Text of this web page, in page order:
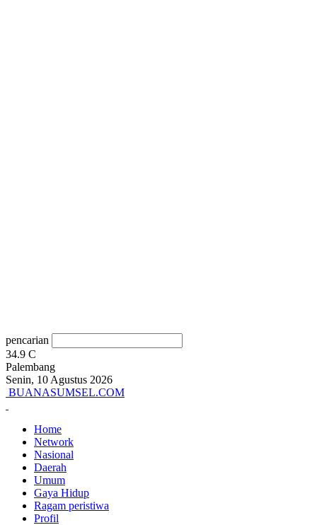
pencarian
34.9 C
Palembang
Senin, 10 Agustus 2026
BUANASUMSEL.COM
Home
Network
Nasional
Daerah
Umum
Gaya Hidup
Ragam peristiwa
Profil